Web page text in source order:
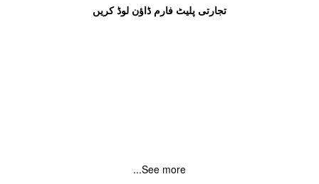
تجارتی پلیٹ فارم ڈاؤن لوڈ کریں
See more...